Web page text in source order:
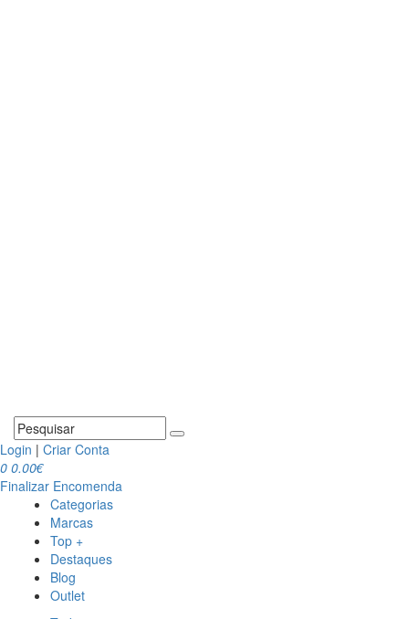
Login | Criar Conta
0 0.00€
Finalizar Encomenda
Categorias
Marcas
Top +
Destaques
Blog
Outlet